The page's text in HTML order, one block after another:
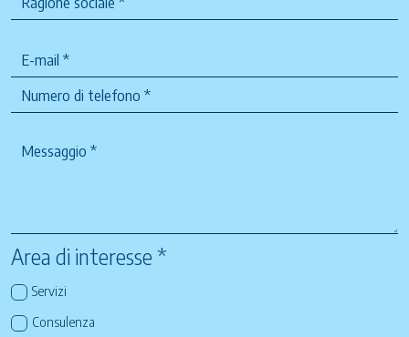
Area di interesse *
Servizi
Consulenza